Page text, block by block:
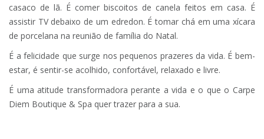
casaco de lã. É comer biscoitos de canela feitos em casa. É
assistir TV debaixo de um edredon. É tomar chá em uma xícara
de porcelana na reunião de família do Natal.
É a felicidade que surge nos pequenos prazeres da vida. É bem-
estar, é sentir-se acolhido, confortável, relaxado e livre.
É uma atitude transformadora perante a vida e o que o Carpe
Diem Boutique & Spa quer trazer para a sua.